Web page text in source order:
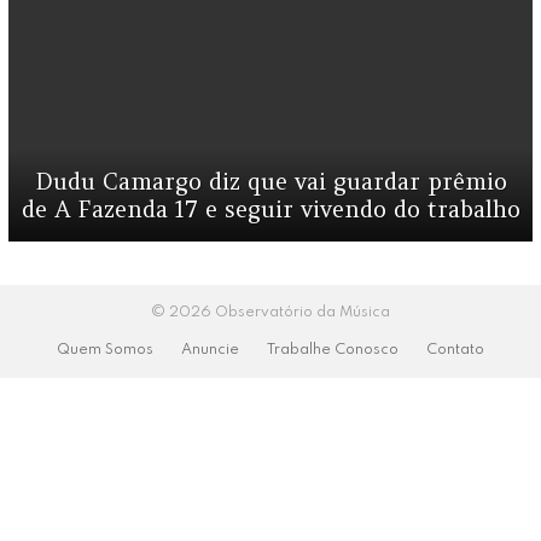
Dudu Camargo diz que vai guardar prêmio
de A Fazenda 17 e seguir vivendo do trabalho
© 2026 Observatório da Música
Quem Somos Anuncie Trabalhe Conosco Contato